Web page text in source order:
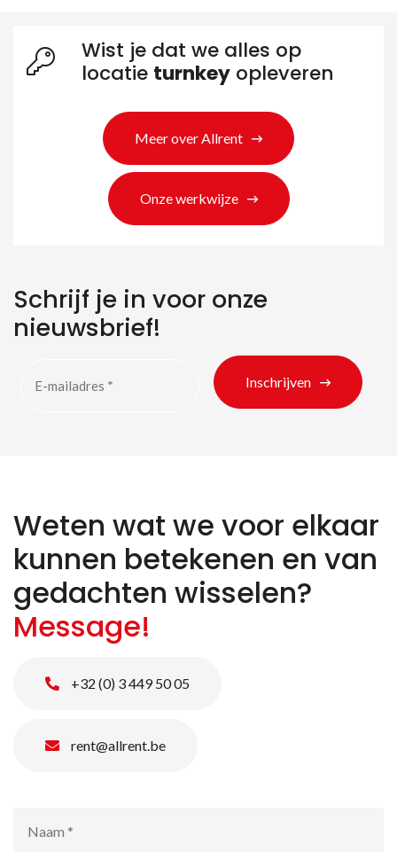
Wist je dat we alles op
locatie turnkey opleveren
Meer over Allrent
Onze werkwijze
Schrijf je in voor onze
nieuwsbrief!
Inschrijven
Weten wat we voor elkaar
kunnen betekenen en van
gedachten wisselen?
Message!
+32 (0) 3 449 50 05
rent@allrent.be
Zoeken naar producten